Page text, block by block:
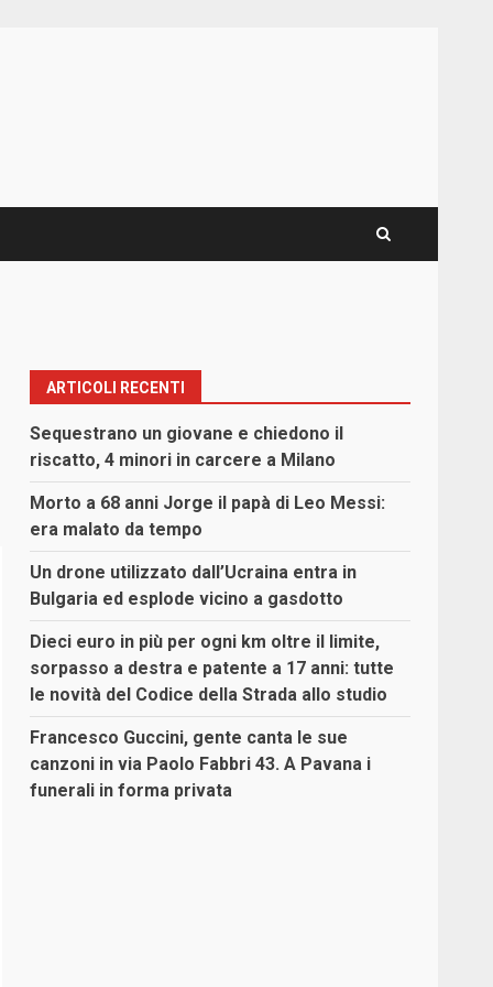
ARTICOLI RECENTI
Sequestrano un giovane e chiedono il
riscatto, 4 minori in carcere a Milano
Morto a 68 anni Jorge il papà di Leo Messi:
era malato da tempo
Un drone utilizzato dall’Ucraina entra in
Bulgaria ed esplode vicino a gasdotto
Dieci euro in più per ogni km oltre il limite,
sorpasso a destra e patente a 17 anni: tutte
le novità del Codice della Strada allo studio
Francesco Guccini, gente canta le sue
canzoni in via Paolo Fabbri 43. A Pavana i
funerali in forma privata